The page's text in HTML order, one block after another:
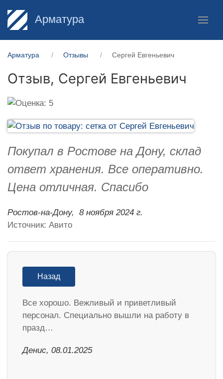
Арматура
Арматура Отзывы Сергей Евгеньевич
Отзыв, Сергей Евгеньевич
Покупал в Ростове на Дону, склад
ответ хранения. Все оперативно.
Цена отличная. Спасибо
Ростов-на-Дону,
8 ноября 2024 г.
Источник: Авито
Назад
Все хорошо. Вежливый и приветливый
персонал. Специально вышли на работу в
празд…
Денис, 08.01.2025